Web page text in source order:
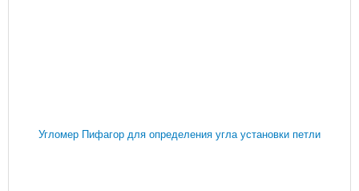
Угломер Пифагор для определения угла установки петли